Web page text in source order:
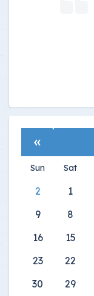
»
Sat
Sun
1
2
8
9
15
16
22
23
29
30